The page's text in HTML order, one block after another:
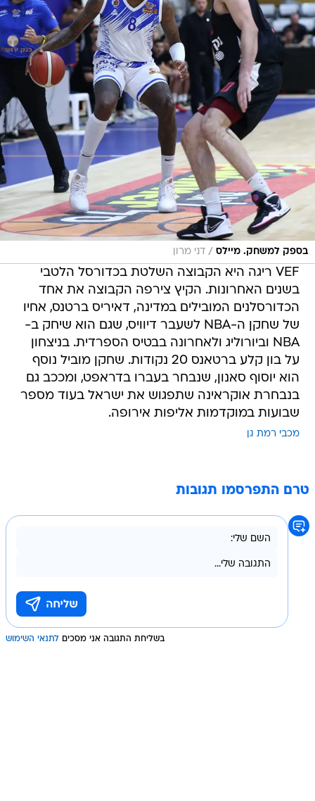
בספק למשחק. מיילס / דני מרון
VEF ריגה היא הקבוצה השלטת בכדורסל הלטבי
בשנים האחרונות. הקיץ צירפה הקבוצה את אחד
הכדורסלנים המובילים במדינה, דאיריס ברטנס, אחיו
של שחקן ה-NBA לשעבר דיוויס, שגם הוא שיחק ב-
NBA וביורוליג ולאחרונה בבטיס הספרדית. בניצחון
על בון קלע ברטאנס 20 נקודות. שחקן מוביל נוסף
הוא יוסוף סאנון, שנבחר בעברו בדראפט, ומככב גם
בנבחרת אוקראינה שתפגוש את ישראל בעוד מספר
שבועות במוקדמות אליפות אירופה.
מכבי רמת גן
טרם התפרסמו תגובות
בשליחת התגובה אני מסכים לתנאי השימוש